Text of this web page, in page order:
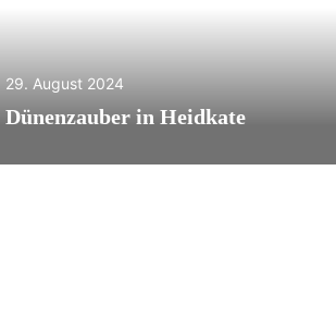
29. August 2024
Dünenzauber in Heidkate